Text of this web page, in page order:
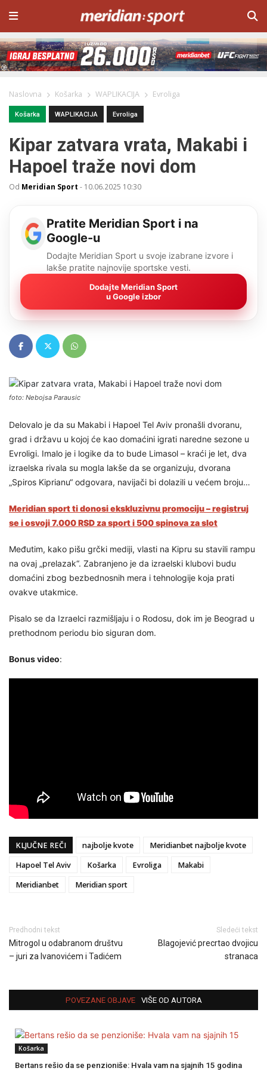
Naslovna Košarka WAPLIKACIJA Evroliga
Košarka WAPLIKACIJA Evroliga
Kipar zatvara vrata, Makabi i
Hapoel traže novi dom
Od Meridian Sport - 10.06.2025 10:30
Pratite Meridian Sport i na
Google-u
Dodajte Meridian Sport u svoje izabrane izvore i
lakše pratite najnovije sportske vesti.
Dodajte Meridian Sport
u Google izbor
foto: Nebojsa Parausic
Delovalo je da su Makabi i Hapoel Tel Aviv pronašli dvoranu,
grad i državu u kojoj će kao domaćini igrati naredne sezone u
Evroligi. Imalo je i logike da to bude Limasol – kraći je let, dva
izraelska rivala su mogla lakše da se organizuju, dvorana
„Spiros Kiprianu“ odgovara, navijači bi dolazili u većem broju…
Meridian sport ti donosi ekskluzivnu promociju – registruj
se i osvoji 7.000 RSD za sport i 500 spinova za slot
Međutim, kako pišu grčki mediji, vlasti na Kipru su stavili rampu
na ovaj „prelazak“. Zabranjeno je da izraelski klubovi budu
domaćini zbog bezbednosnih mera i tehnologije koja prati
ovakve utakmice.
Pisalo se da Izraelci razmišljaju i o Rodosu, dok im je Beograd u
prethodnom periodu bio siguran dom.
Bonus video:
KLJUČNE REČI najbolje kvote
Meridianbet najbolje kvote
Hapoel Tel Aviv
Košarka Evroliga
Makabi
Meridianbet
Meridian sport
Predhodni tekst
Mitrogol u odabranom društvu
– juri za Ivanovićem i Tadićem
Sledeći tekst
Blagojević precrtao dvojicu
stranaca
POVEZANE OBJAVE VIŠE OD AUTORA
Košarka
Bertans rešio da se penzioniše: Hvala vam na sjajnih 15 godina